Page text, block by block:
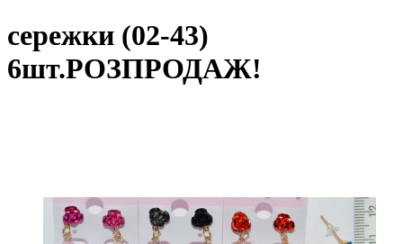
сережки (02-43)
6шт.РОЗПРОДАЖ!